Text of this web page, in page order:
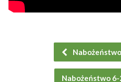
Nabożeństwo